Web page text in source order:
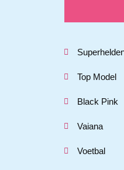
Top Model
Black Pink
Vaiana
Voetbal